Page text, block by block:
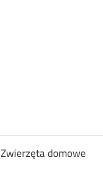
Zwierzęta domowe